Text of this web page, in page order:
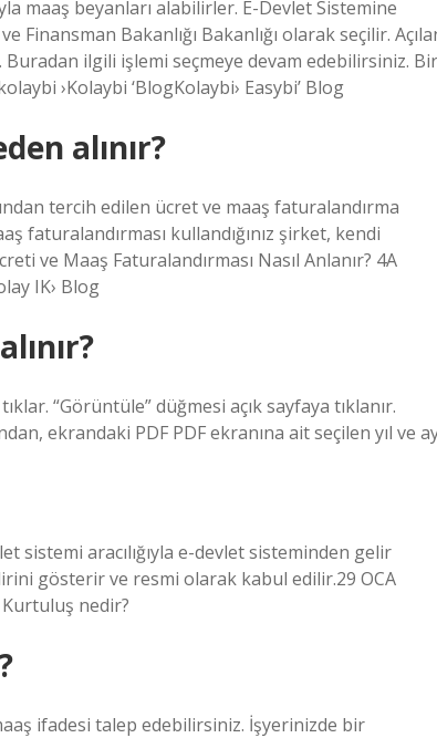
maaş beyanları alabilirler. E-Devlet Sistemine
Bakanlığı Bakanlığı olarak seçilir.
ilgili işlemi seçmeye devam edebilirsiniz. Bir
›Kolaybi ‘BlogKolaybi› Easybi’ Blog
alınır?
tercih edilen ücret ve maaş faturalandırma
faturalandırması kullandığınız şirket, kendi
ve Maaş Faturalandırması Nasıl Anlanır? 4A
IK› Blog
“Görüntüle” düğmesi açık sayfaya tıklanır.
ekrandaki PDF PDF ekranına ait seçilen yıl ve
sistemi aracılığıyla e-devlet sisteminden gelir
gösterir ve resmi olarak kabul edilir.29 OCA
Kurtuluş nedir?
ifadesi talep edebilirsiniz. İşyerinizde bir